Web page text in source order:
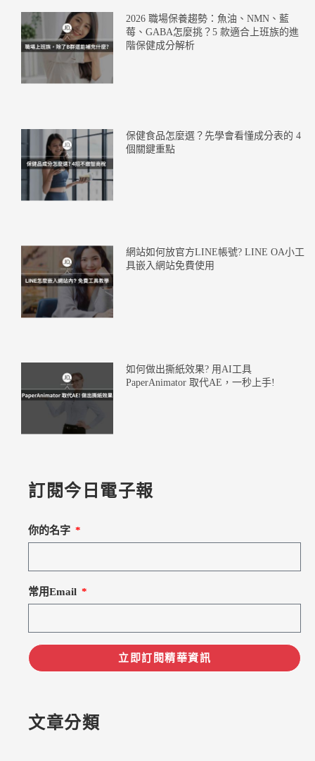
2026 職場保養趨勢：魚油、NMN、藍
莓、GABA怎麼挑？5 款適合上班族的進
階保健成分解析
保健食品怎麼選？先學會看懂成分表的 4
個關鍵重點
網站如何放官方LINE帳號? LINE OA小工
具嵌入網站免費使用
如何做出撕紙效果? 用AI工具
PaperAnimator 取代AE，一秒上手!
訂閱今日電子報
你的名字
常用Email
立即訂閱精華資訊
文章分類